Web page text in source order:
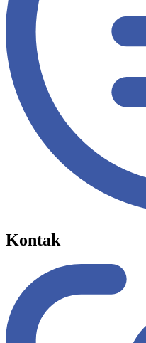
Kontak